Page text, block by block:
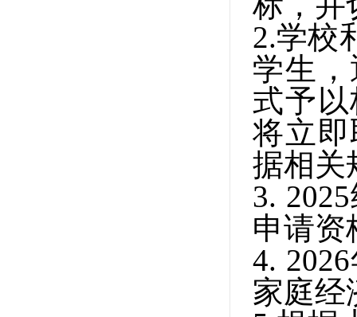
2.学校
学生
式予
将立
据相关
3. 2025
申请资
4. 2026
家庭经